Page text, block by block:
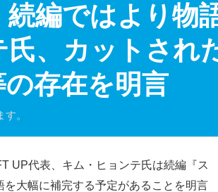
続編ではより物
、カットされ
存在を明言
。
UP代表、キム・ヒョンテ氏は続編『ス
大幅に補完する予定があることを明言